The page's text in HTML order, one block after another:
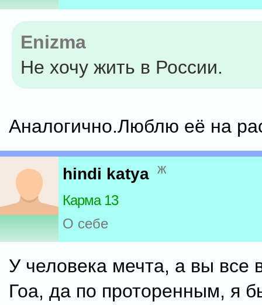
Enizma
Не хочу жить в России.
Аналогично.Люблю её на
hindi katya ж
Карма 13
О себе
У человека мечта, а вы все
Гоа, да по проторенным, я